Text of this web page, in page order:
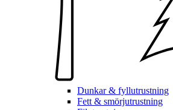
Dunkar & fyllutrustning
Fett & smörjutrustning